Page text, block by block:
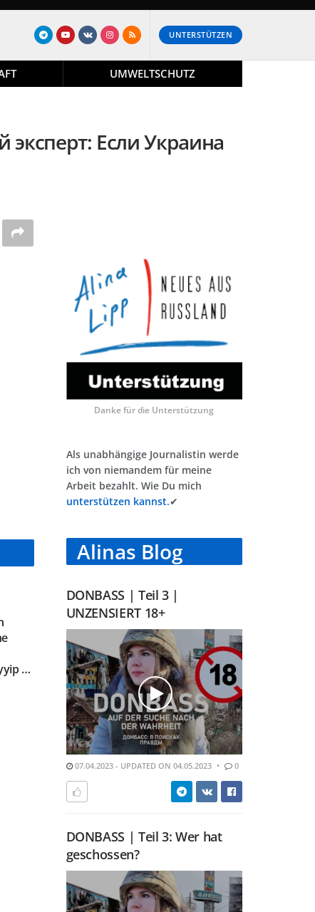
UNTERSTÜTZEN
UMWELTSCHUTZ
Если Украина
…
Danke für die Unterstützung
Als unabhängige Journalistin werde
ich von niemandem für meine
Arbeit bezahlt. Wie Du mich
unterstützen kannst.✔
Alinas Blog
DONBASS | Teil 3 |
UNZENSIERT 18+
07.04.2023 - UPDATED ON 04.05.2023 0
DONBASS | Teil 3: Wer hat
geschossen?